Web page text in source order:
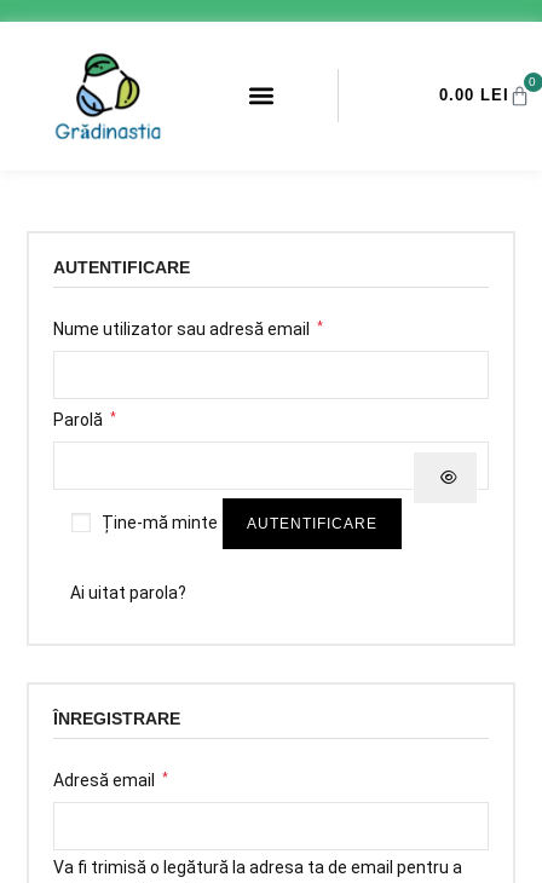
0.00 LEI
0
AUTENTIFICARE
Nume utilizator sau adresă email *
Parolă *
Ține-mă minte AUTENTIFICARE
Ai uitat parola?
ÎNREGISTRARE
Adresă email *
Va fi trimisă o legătură la adresa ta de email pentru a